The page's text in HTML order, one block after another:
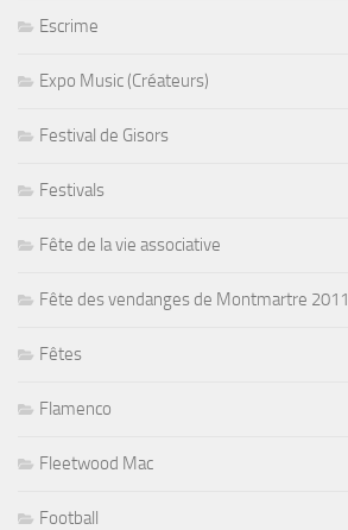
Escrime
Expo Music (Créateurs)
Festival de Gisors
Festivals
Fête de la vie associative
Fête des vendanges de Montmartre 2011
Fêtes
Flamenco
Fleetwood Mac
Football